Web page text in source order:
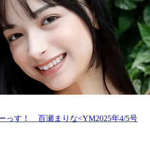
っす！ 百瀬まりな<YM2025年4/5号